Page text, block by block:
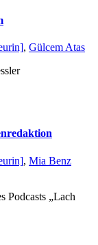
, Gülcem Atas
, Mia Benz
Podcasts „Lach